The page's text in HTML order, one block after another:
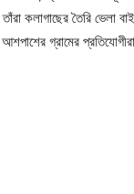
তাঁরা কলাগাছের তৈরি
গ্রামের